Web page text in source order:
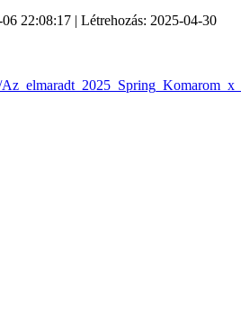
22:08:17 | Létrehozás: 2025-04-30